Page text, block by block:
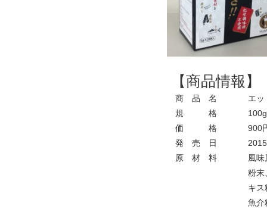
【商品情報】
商 品 名
規 格
価 格
発 売 日
エッ
100g
900
2015
原 材 料
風味
粉末
キス
魚介